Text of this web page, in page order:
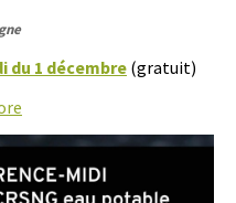
du 1 décembre (gratuit)